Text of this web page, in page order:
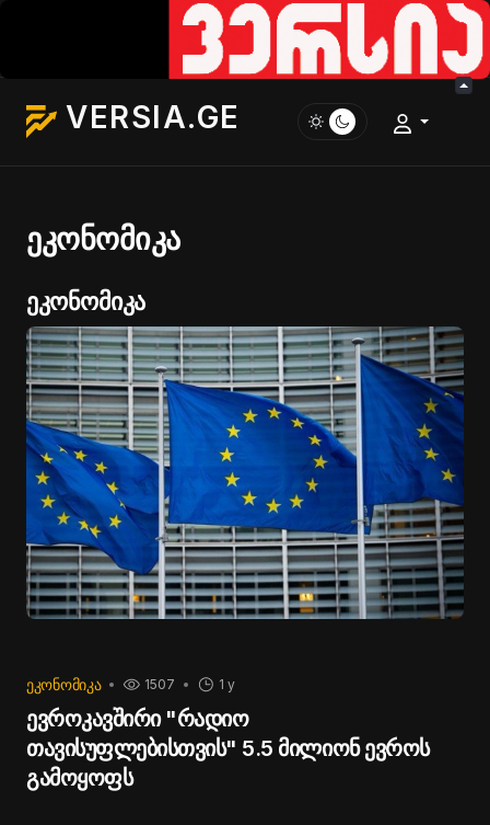
VERSIA.GE
ეკონომიკა
ეკონომიკა
ᲔᲙᲝᲜᲝᲛᲘᲙᲐ 1 y
1507
ევროკავშირი "რადიო
თავისუფლებისთვის" 5.5 მილიონ ევროს
გამოყოფს